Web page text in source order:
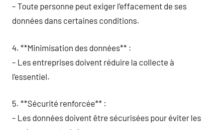
– Toute personne peut exiger l’effacement de ses
données dans certaines conditions.
4. **Minimisation des données** :
– Les entreprises doivent réduire la collecte à
l’essentiel.
5. **Sécurité renforcée** :
– Les données doivent être sécurisées pour éviter les